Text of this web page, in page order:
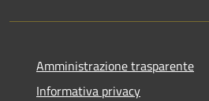
Amministrazione trasparente
Informativa privacy